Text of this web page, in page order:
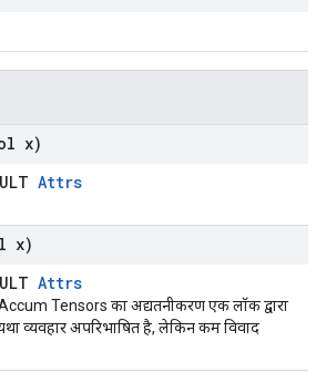
x)
Attrs
x)
Attrs
Tensors का अद्यतनीकरण एक लॉक द्वारा
व्यवहार अपरिभाषित है, लेकिन कम विवाद